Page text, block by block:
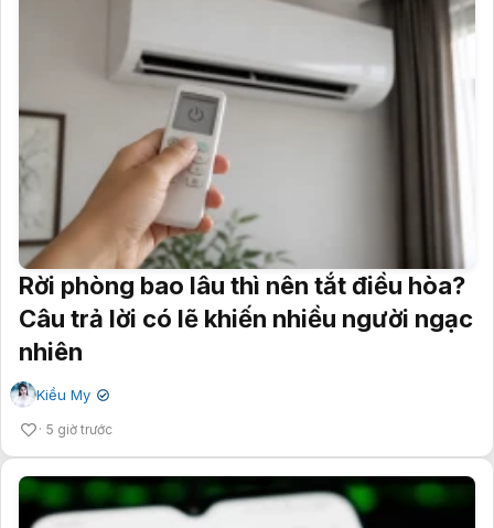
Rời phòng bao lâu thì nên tắt điều hòa?
Câu trả lời có lẽ khiến nhiều người ngạc
nhiên
Kiều My ✔
5 giờ trước